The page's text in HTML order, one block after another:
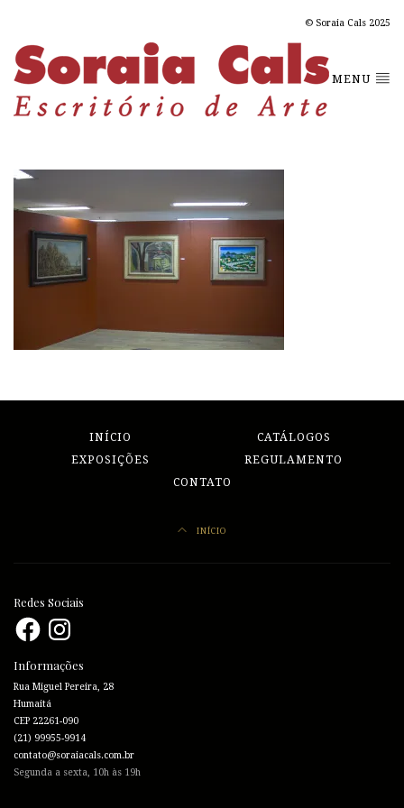
© Soraia Cals 2025
MENU
INÍCIO
CATÁLOGOS
EXPOSIÇÕES
REGULAMENTO
CONTATO
INÍCIO
Redes Sociais
FacebookInstagram
Informações
Rua Miguel Pereira, 28
Humaitá
CEP 22261-090
(21) 99955-9914
contato@soraiacals.com.br
Segunda a sexta, 10h às 19h